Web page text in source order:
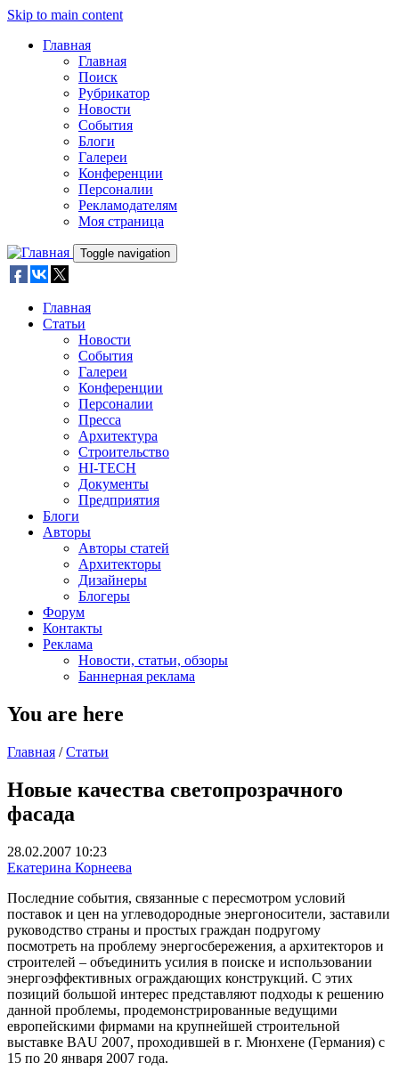
Skip to main content
Главная
Главная
Поиск
Рубрикатор
Новости
События
Блоги
Галереи
Конференции
Персоналии
Рекламодателям
Моя страница
Toggle navigation
Главная
Статьи
Новости
События
Галереи
Конференции
Персоналии
Пресса
Архитектура
Строительство
HI-TECH
Документы
Предприятия
Блоги
Авторы
Авторы статей
Архитекторы
Дизайнеры
Блогеры
Форум
Контакты
Реклама
Новости, статьи, обзоры
Баннерная реклама
You are here
Главная / Статьи
Новые качества светопрозрачного
фасада
28.02.2007 10:23
Екатерина Корнеева
Последние события, связанные с пересмотром условий
поставок и цен на углеводородные энергоносители, заставили
руководство страны и простых граждан подругому
посмотреть на проблему энергосбережения, а архитекторов и
строителей – объединить усилия в поиске и использовании
энергоэффективных ограждающих конструкций. С этих
позиций большой интерес представляют подходы к решению
данной проблемы, продемонстрированные ведущими
европейскими фирмами на крупнейшей строительной
выставке BAU 2007, проходившей в г. Мюнхене (Германия) с
15 по 20 января 2007 года.